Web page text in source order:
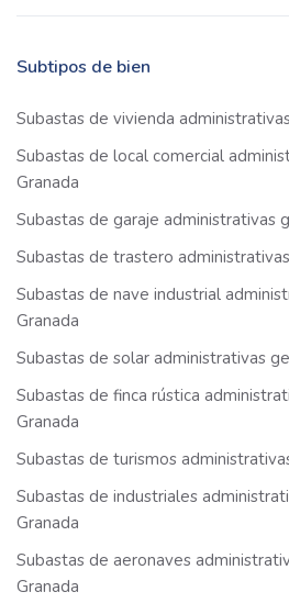
Subtipos de bien
Subastas de vivienda
Subastas de local comercial
Granada
Subastas de garaje administrativas
Subastas de trastero
Subastas de nave industrial
Granada
Subastas de solar administrativas
Subastas de finca rústica
Granada
Subastas de turismos
Subastas de industriales
Granada
Subastas de aeronaves
Granada